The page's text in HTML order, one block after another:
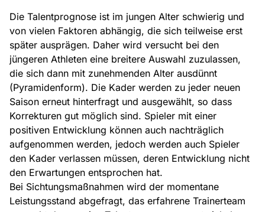
Die Talentprognose ist im jungen Alter schwierig und
von vielen Faktoren abhängig, die sich teilweise erst
später ausprägen. Daher wird versucht bei den
jüngeren Athleten eine breitere Auswahl zuzulassen,
die sich dann mit zunehmenden Alter ausdünnt
(Pyramidenform). Die Kader werden zu jeder neuen
Saison erneut hinterfragt und ausgewählt, so dass
Korrekturen gut möglich sind. Spieler mit einer
positiven Entwicklung können auch nachträglich
aufgenommen werden, jedoch werden auch Spieler
den Kader verlassen müssen, deren Entwicklung nicht
den Erwartungen entsprochen hat.
Bei Sichtungsmaßnahmen wird der momentane
Leistungsstand abgefragt, das erfahrene Trainerteam